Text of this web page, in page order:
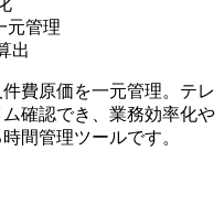
元管理
出
費原価を一元管理。テレ
確認でき、業務効率化や
間管理ツールです。